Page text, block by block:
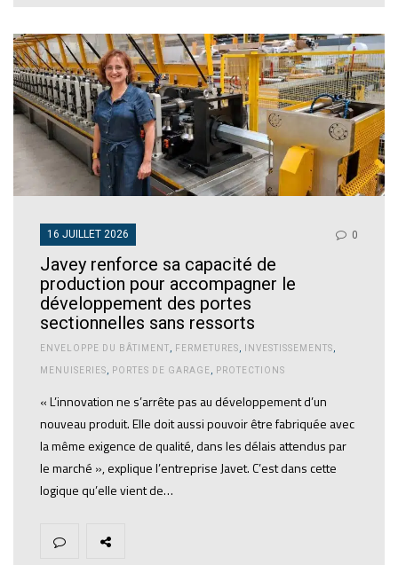
16 JUILLET 2026 0
Javey renforce sa capacité de
production pour accompagner le
développement des portes
sectionnelles sans ressorts
ENVELOPPE DU BÂTIMENT FERMETURES INVESTISSEMENTS
MENUISERIES PORTES DE GARAGE PROTECTIONS
« L’innovation ne s’arrête pas au développement d’un
nouveau produit. Elle doit aussi pouvoir être fabriquée avec
la même exigence de qualité, dans les délais attendus par
le marché », explique l’entreprise Javet. C’est dans cette
logique qu’elle vient de…